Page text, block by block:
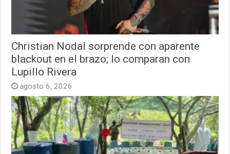
Christian Nodal sorprende con aparente
blackout en el brazo; lo comparan con
Lupillo Rivera
agosto 6, 2026